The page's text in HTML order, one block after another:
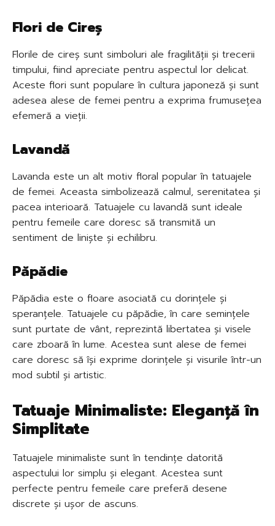
Flori de Cireș
Florile de cireș sunt simboluri ale fragilității și trecerii
timpului, fiind apreciate pentru aspectul lor delicat.
Aceste flori sunt populare în cultura japoneză și sunt
adesea alese de femei pentru a exprima frumusețea
efemeră a vieții.
Lavandă
Lavanda este un alt motiv floral popular în tatuajele
de femei. Aceasta simbolizează calmul, serenitatea și
pacea interioară. Tatuajele cu lavandă sunt ideale
pentru femeile care doresc să transmită un
sentiment de liniște și echilibru.
Păpădie
Păpădia este o floare asociată cu dorințele și
speranțele. Tatuajele cu păpădie, în care semințele
sunt purtate de vânt, reprezintă libertatea și visele
care zboară în lume. Acestea sunt alese de femei
care doresc să își exprime dorințele și visurile într-un
mod subtil și artistic.
Tatuaje Minimaliste: Eleganță în
Simplitate
Tatuajele minimaliste sunt în tendințe datorită
aspectului lor simplu și elegant. Acestea sunt
perfecte pentru femeile care preferă desene
discrete și ușor de ascuns.